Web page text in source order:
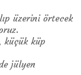
üzerini örtecek
küçük küp
jülyen